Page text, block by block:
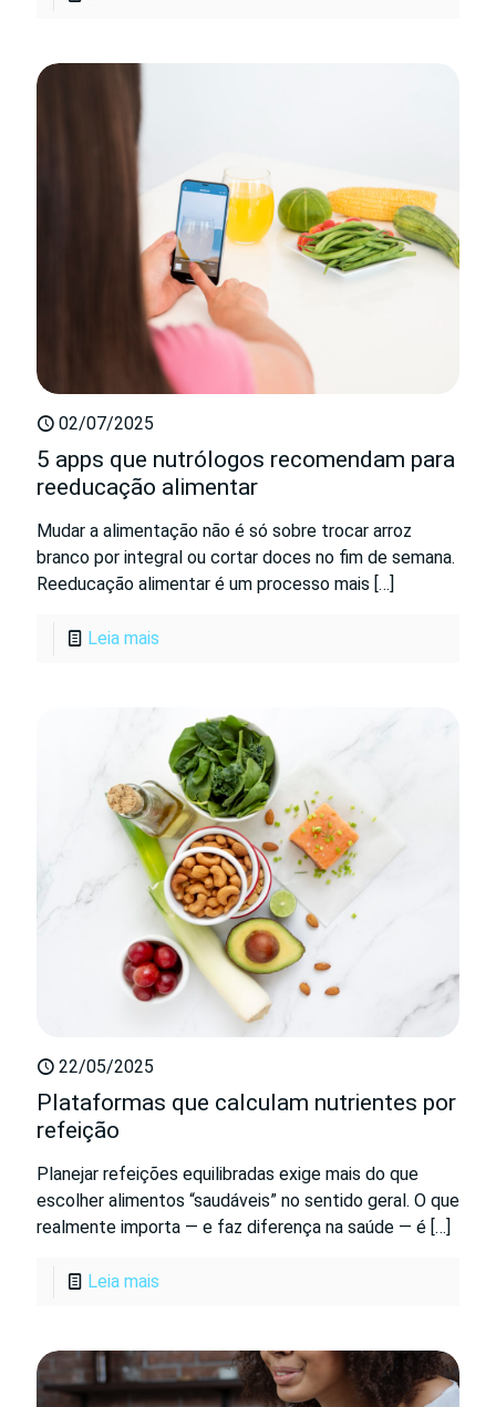
02/07/2025
5 apps que nutrólogos recomendam para
reeducação alimentar
Mudar a alimentação não é só sobre trocar arroz
branco por integral ou cortar doces no fim de semana.
Reeducação alimentar é um processo mais […]
Leia mais
22/05/2025
Plataformas que calculam nutrientes por
refeição
Planejar refeições equilibradas exige mais do que
escolher alimentos “saudáveis” no sentido geral. O que
realmente importa — e faz diferença na saúde — é […]
Leia mais